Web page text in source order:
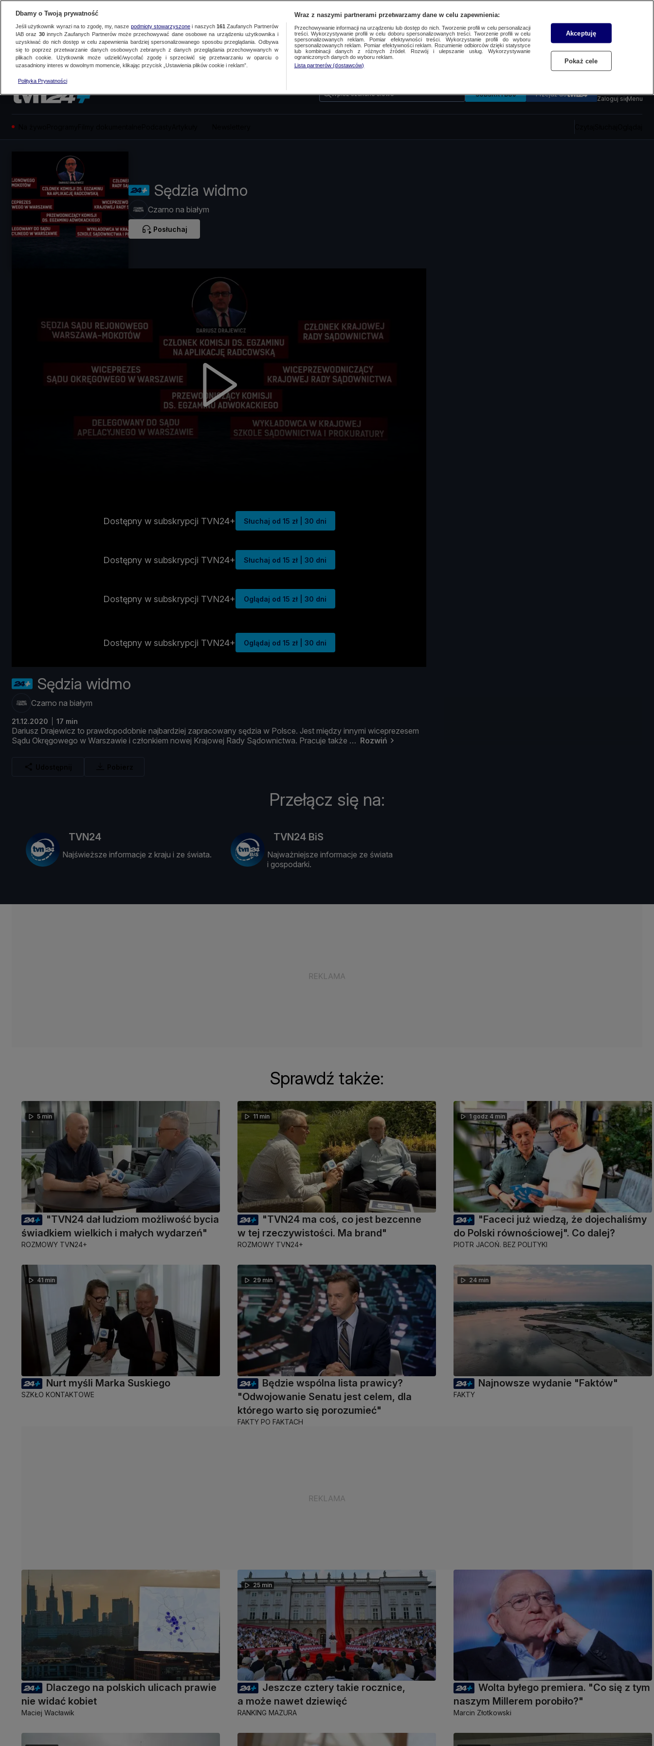
Wpisz szukane słowo SUBSKRYBUJ Przejdź do
Zaloguj sięMenu
Sędzia widmo
Czarno na białym
Posłuchaj
Dostępny w subskrypcji TVN24+ Słuchaj od 15 zł | 30 dni
Dostępny w subskrypcji TVN24+ Słuchaj od 15 zł | 30 dni
Dostępny w subskrypcji TVN24+ Oglądaj od 15 zł | 30 dni
Dostępny w subskrypcji TVN24+ Oglądaj od 15 zł | 30 dni
Sędzia widmo
Czarno na białym
21.12.2020 17 min
Dariusz Drajewicz to prawdopodobnie najbardziej zapracowany sędzia w Polsce. Jest między innymi wiceprezesem
Sądu Okręgowego w Warszawie i członkiem nowej Krajowej Rady Sądownictwa. Pracuje także Rozwiń
Przełącz się na:
TVN24
Najświeższe informacje z kraju i ze świata.
TVN24 BiS
Najważniejsze informacje ze świata
i gospodarki.
Sprawdź także:
5 min
"TVN24 dał ludziom możliwość bycia
świadkiem wielkich i małych wydarzeń"
ROZMOWY TVN24+
11 min
"TVN24 ma coś, co jest bezcenne
w tej rzeczywistości. Ma brand"
ROZMOWY TVN24+
1 godz 4 min
"Faceci już wiedzą, że dojechaliśmy
do Polski równościowej". Co dalej?
PIOTR JACOŃ. BEZ POLITYKI
41 min
Nurt myśli Marka Suskiego
SZKŁO KONTAKTOWE
29 min
Będzie wspólna lista prawicy?
"Odwojowanie Senatu jest celem, dla
którego warto się porozumieć"
FAKTY PO FAKTACH
24 min
Najnowsze wydanie "Faktów"
FAKTY
Dlaczego na polskich ulicach prawie
nie widać kobiet
Maciej Wacławik
25 min
Jeszcze cztery takie rocznice,
a może nawet dziewięć
RANKING MAZURA
Wolta byłego premiera. "Co się z tym
naszym Millerem porobiło?"
Marcin Złotkowski
Dbamy o Twoją prywatność
Jeśli użytkownik wyrazi na to zgodę, my, nasze podmioty stowarzyszonei naszych 161 Zaufanych Partnerów
IAB oraz 30innych Zaufanych Partnerów może przechowywać dane osobowe na urządzeniu użytkownika i
uzyskiwać do nich dostęp w celu zapewnienia bardziej spersonalizowanego sposobu przeglądania. Odbywa
się to poprzez przetwarzanie danych osobowych zebranych z danych przeglądania przechowywanych w
plikach cookie. Użytkownik może udzielić/wycofać zgodę i sprzeciwić się przetwarzaniu w oparciu o
uzasadniony interes w dowolnym momencie, klikając przycisk „Ustawienia plików cookie i reklam”.
Polityka Prywatności
Wraz z naszymi partnerami przetwarzamy dane w celu zapewnienia:
Przechowywanie informacji na urządzeniu lub dostęp do nich. Tworzenie profili w celu personalizacji
treści. Wykorzystywanie profili w celu doboru spersonalizowanych treści. Tworzenie profili w celu
spersonalizowanych reklam. Pomiar efektywności treści. Wykorzystanie profili do wyboru
spersonalizowanych reklam. Pomiar efektywności reklam. Rozumienie odbiorców dzięki statystyce
lub kombinacji danych z różnych źródeł. Rozwój i ulepszanie usług. Wykorzystywanie
ograniczonych danych do wyboru reklam.
Lista partnerów (dostawców)
Akceptuję
Pokaż cele